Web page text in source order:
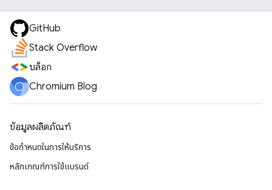
GitHub
Stack Overflow
บล็อก
Chromium Blog
ข้อมูลผลิตภัณฑ์
ข้อกำหนดในการให้บริการ
หลักเกณฑ์การใช้แบรนด์